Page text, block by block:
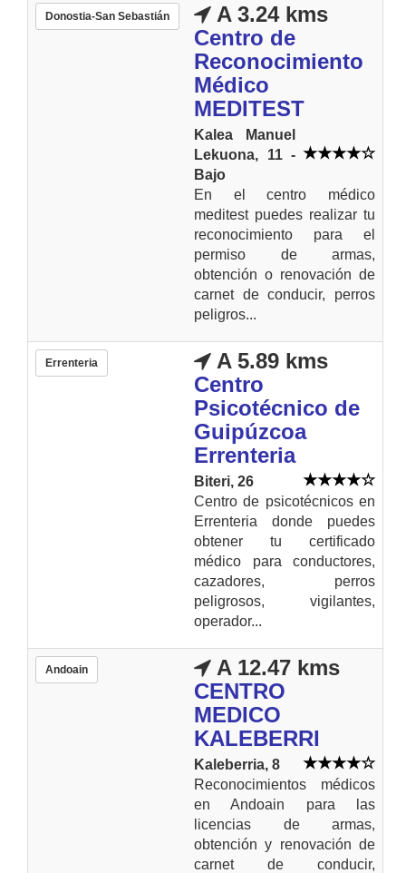
Donostia-San Sebastián
A 3.24 kms
Centro de
Reconocimiento
Médico
MEDITEST
Kalea Manuel
Lekuona, 11 -
Bajo
En el centro médico
meditest puedes realizar tu
reconocimiento para el
permiso de armas,
obtención o renovación de
carnet de conducir, perros
peligros...
Errenteria
A 5.89 kms
Centro
Psicotécnico de
Guipúzcoa
Errenteria
Biteri, 26
Centro de psicotécnicos en
Errenteria donde puedes
obtener tu certificado
médico para conductores,
cazadores, perros
peligrosos, vigilantes,
operador...
Andoain
A 12.47 kms
CENTRO
MEDICO
KALEBERRI
Kaleberria, 8
Reconocimientos médicos
en Andoain para las
licencias de armas,
obtención y renovación de
carnet de conducir,